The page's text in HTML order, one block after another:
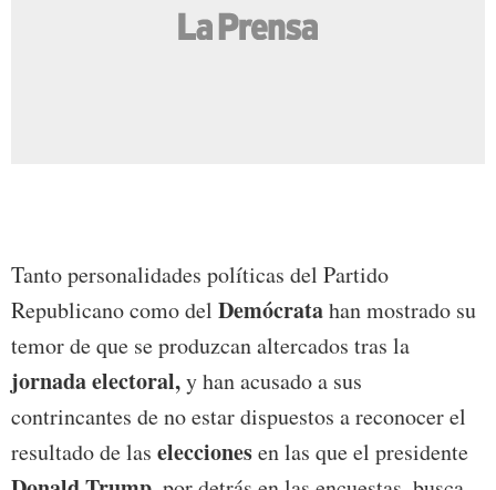
Tanto personalidades políticas del Partido
Republicano como del Demócratahan mostrado su
temor de que se produzcan altercados tras la
jornada electoral,y han acusado a sus
contrincantes de no estar dispuestos a reconocer el
resultado de las eleccionesen las que el presidente